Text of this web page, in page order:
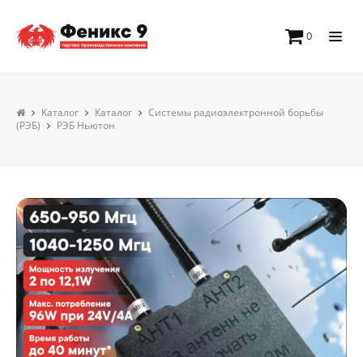
0
Каталог Каталог
Системы радиоэлектронной борьбы
(РЭБ)
РЭБ Ньютон